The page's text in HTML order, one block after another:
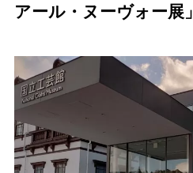
アール・ヌーヴォー展」